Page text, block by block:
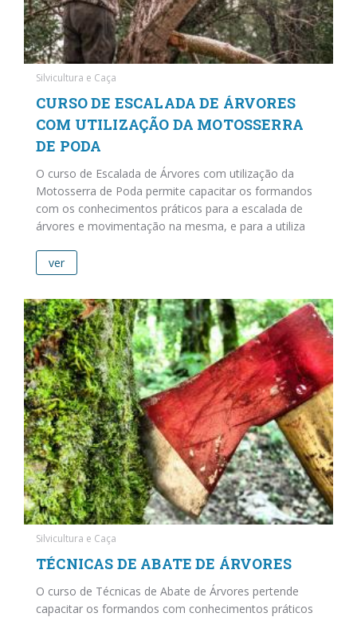
Silvicultura e Caça
CURSO DE ESCALADA DE ÁRVORES
COM UTILIZAÇÃO DA MOTOSSERRA
DE PODA
O curso de Escalada de Árvores com utilização da
Motosserra de Poda permite capacitar os formandos
com os conhecimentos práticos para a escalada de
árvores e movimentação na mesma, e para a utiliza
ver
Silvicultura e Caça
TÉCNICAS DE ABATE DE ÁRVORES
O curso de Técnicas de Abate de Árvores pertende
capacitar os formandos com conhecimentos práticos